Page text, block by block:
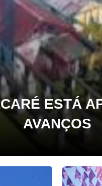
ESTÁ
AVANÇOS